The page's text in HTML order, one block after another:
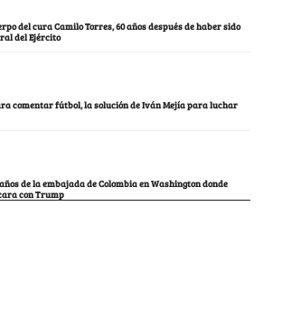
del cura Camilo Torres, 60 años después de haber sido
del Ejército
comentar fútbol, la solución de Iván Mejía para luchar
de la embajada de Colombia en Washington donde
con Trump